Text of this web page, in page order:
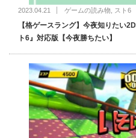
2023.04.21 ゲームの読み物 スト6
【格ゲースラング】今夜知りたい
ト6』対応版【今夜勝ちたい】